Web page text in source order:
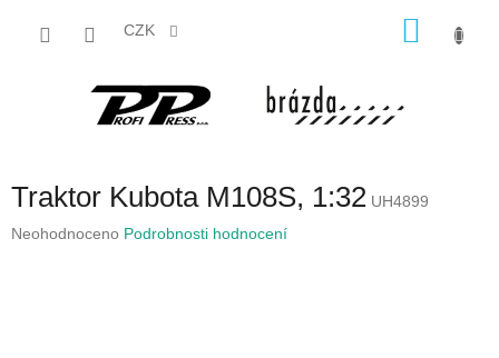
CZK
Traktor Kubota M108S, 1:32 UH4899
Průměrné
Neohodnoceno Podrobnosti hodnocení